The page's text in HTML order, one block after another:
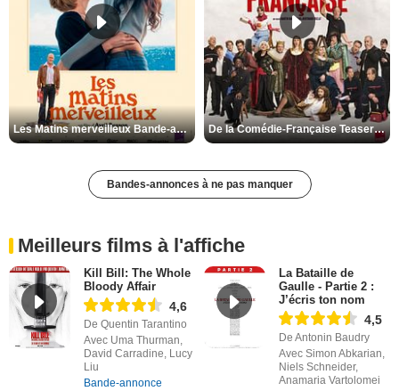
Les Matins merveilleux Bande-annonce VF De la Comédie-Française Teaser VF
Bandes-annonces à ne pas manquer
Meilleurs films à l'affiche
Kill Bill: The Whole
Bloody Affair
4,6
De Quentin Tarantino
Avec Uma Thurman,
David Carradine, Lucy
Liu
Bande-annonce
La Bataille de
Gaulle - Partie 2 :
J’écris ton nom
4,5
De Antonin Baudry
Avec Simon Abkarian,
Niels Schneider,
Anamaria Vartolomei